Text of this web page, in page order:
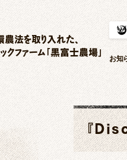
法を取り入れた、
クファーム「黒富士農場」
お知
『